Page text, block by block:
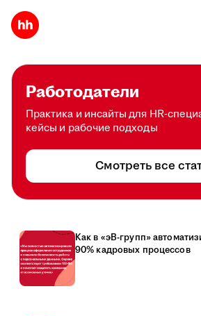
Работодатели
Практика и инсайты для HR-
кейсы и рабочие подходы
Смотреть все
Как в «эВ-групп»
90% кадровых процессов